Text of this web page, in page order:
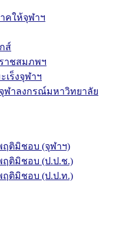
คให้จุฬาฯ
ส์
าชสมภพฯ
ร็งจุฬาฯ
ฬาลงกรณ์มหาวิทยาลัย
ฤติมิชอบ (จุฬาฯ)
ฤติมิชอบ (ป.ป.ช.)
ฤติมิชอบ (ป.ป.ท.)